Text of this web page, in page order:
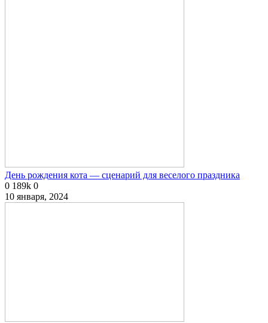
День рождения кота — сценарий для веселого праздника
0 189k 0
10 января, 2024